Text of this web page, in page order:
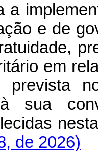
a
e de
em
prevista
à sua
de 2026)